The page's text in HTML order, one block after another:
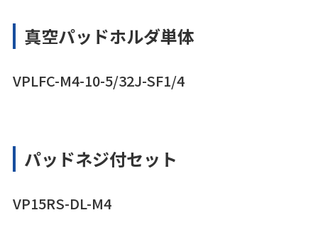
真空パッドホルダ単体
VPLFC-M4-10-5/32J-SF1/4
パッドネジ付セット
VP15RS-DL-M4